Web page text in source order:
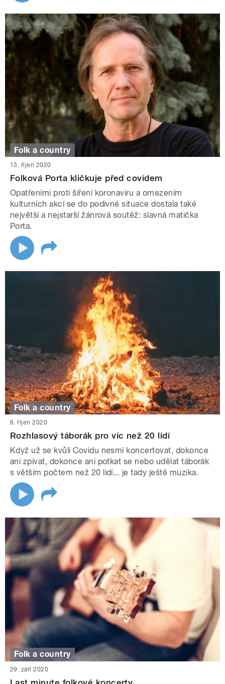
Folk a country
13. říjen 2020
Folková Porta kličkuje před covidem
Opatřeními proti šíření koronaviru a omezením
kulturních akcí se do podivné situace dostala také
největší a nejstarší žánrová soutěž: slavná matička
Porta.
Folk a country
6. říjen 2020
Rozhlasový táborák pro víc než 20 lidí
Když už se kvůli Covidu nesmí koncertovat, dokonce
ani zpívat, dokonce ani potkat se nebo udělat táborák
s větším počtem než 20 lidí... je tady ještě muzika.
Folk a country
29. září 2020